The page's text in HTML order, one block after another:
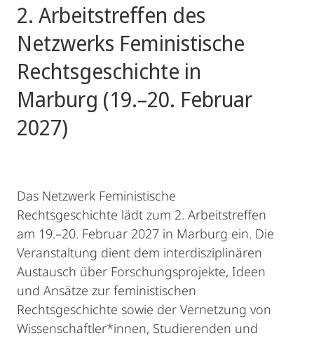
2. Arbeitstreffen des
Netzwerks Feministische
Rechtsgeschichte in
Marburg (19.–20. Februar
2027)
Das Netzwerk Feministische
Rechtsgeschichte lädt zum 2. Arbeitstreffen
am 19.–20. Februar 2027 in Marburg ein. Die
Veranstaltung dient dem interdisziplinären
Austausch über Forschungsprojekte, Ideen
und Ansätze zur feministischen
Rechtsgeschichte sowie der Vernetzung von
Wissenschaftler*innen, Studierenden und